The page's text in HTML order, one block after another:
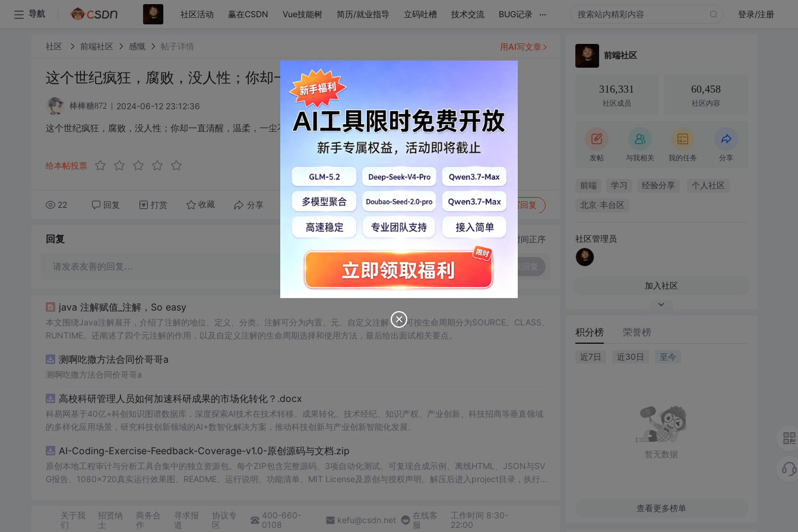
导航 社区活动 赢在CSDN Vue技能树 简历/就业指导 立码吐槽 技术交流 BUG记录 ... 登录/注册
社区 前端社区 感慨 帖子详情
这个世纪疯狂，腐败，没人性；你却一直清醒，温柔，一尘不染。
棒棒糖872 2024-06-12 23:12:36
这个世纪疯狂，腐败，没人性；你却一直清醒，温柔，一尘不染。
给本帖投票
22 回复 打赏 收藏 分享 转发到动态 举报 写回复
用AI写文章
回复 切换为时间正序
请发表友善的回复…
java 注解赋值_注解，So easy
本文围绕Java注解展开，介绍了注解的地位、定义、分类。注解可分为内置、元、自定义注解，也可按生命周期分为SOURCE、CLASS、
RUNTIME。还阐述了四个元注解的作用，以及自定义注解的生命周期选择和使用方法，最后给出面试相关要点。
测啊吃撒方法合同价哥哥a
测啊吃撒方法合同价哥哥a
高校科研管理人员如何加速科研成果的市场化转化？.docx
科易网基于40亿+科创知识图谱数据库，深度探索AI技术在技术转移、成果转化、技术经纪、知识产权、产业创新、科技招商等垂直领域
的多样化应用场景，研究科技创新领域的AI+数智化解决方案，推动科技创新与产业创新智能化发展。
AI-Coding-Exercise-Feedback-Coverage-v1.0-原创源码与文档.zip
原创本地工程审计与分析工具合集中的独立资源包。每个ZIP包含完整源码、3项自动化测试、可复现合成示例、离线HTML、JSON与SV
G报告、1080×720真实运行效果图、README、运行说明、功能清单、MIT License及原创与授权声明。解压后进入project目录，执行np
关于我
们
招贤纳
士
商务合
作
寻求报
道
协议专
区
400-660-
0108
kefu@csdn.net
在线客
服
工作时间 8:30-
22:00
前端社区
316,331
社区成员
60,458
社区内容
发帖 与我相关 我的任务 分享
前端 学习 经验分享 个人社区
北京·丰台区
社区管理员
加入社区
积分榜 荣誉榜
近7日 近30日 至今
暂无数据
查看更多榜单